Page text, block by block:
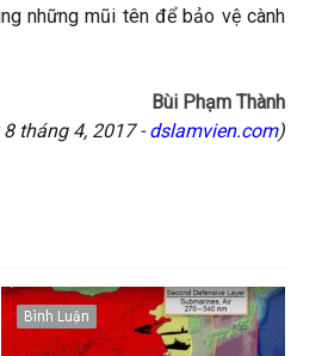
những mũi tên để bảo vệ cành
Bùi Phạm Thành
tháng 4, 2017 -dslamvien.com)
Bình Luận